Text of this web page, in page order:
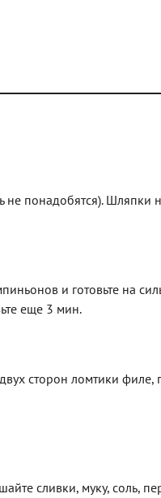
понадобятся). Шляпки
и готовьте на
еще 3 мин.
сторон ломтики
сливки, муку, соль,